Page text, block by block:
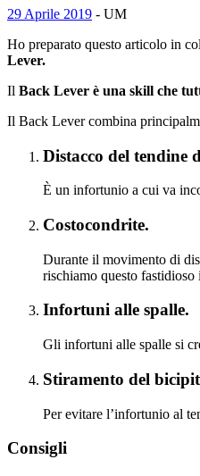
29 Aprile 2019 - UM
Ho preparato questo articolo in
Lever.
Il Back Lever è una skill che
Il Back Lever combina
Distacco del tendine
È un infortunio a cui va
Costocondrite.
Durante il movimento di
rischiamo questo
Infortuni alle spalle.
Gli infortuni alle spalle si
Stiramento del
Per evitare l’infortunio al
Consigli